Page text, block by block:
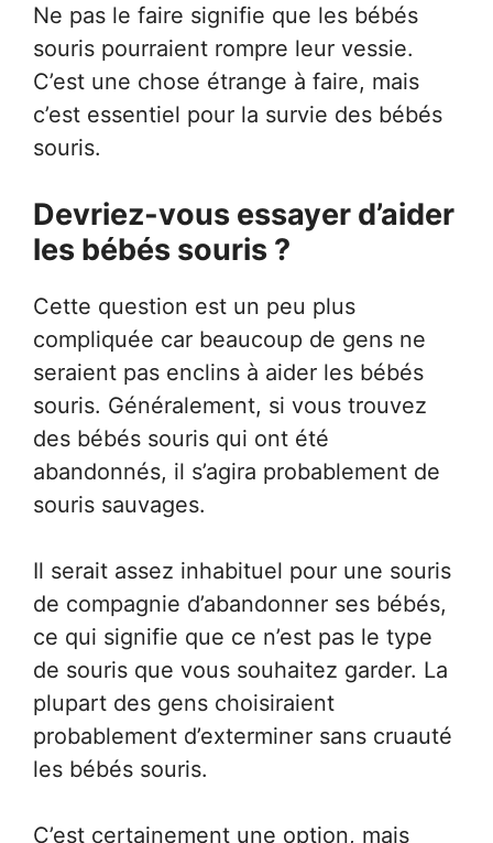
Ne pas le faire signifie que les bébés
souris pourraient rompre leur vessie.
C’est une chose étrange à faire, mais
c’est essentiel pour la survie des bébés
souris.
Devriez-vous essayer d’aider
les bébés souris ?
Cette question est un peu plus
compliquée car beaucoup de gens ne
seraient pas enclins à aider les bébés
souris. Généralement, si vous trouvez
des bébés souris qui ont été
abandonnés, il s’agira probablement de
souris sauvages.
Il serait assez inhabituel pour une souris
de compagnie d’abandonner ses bébés,
ce qui signifie que ce n’est pas le type
de souris que vous souhaitez garder. La
plupart des gens choisiraient
probablement d’exterminer sans cruauté
les bébés souris.
C’est certainement une option, mais